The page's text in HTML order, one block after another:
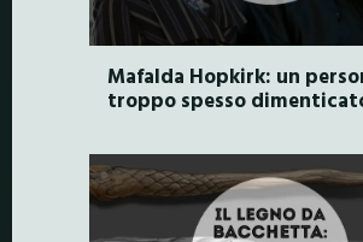
Mafalda Hopkirk: un
troppo spesso